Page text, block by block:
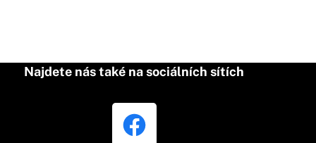
Najdete nás také na sociálních sítích